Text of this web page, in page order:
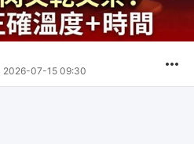
2026-07-15 09:30